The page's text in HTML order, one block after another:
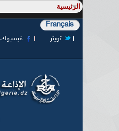
Français
فيسبوك
تويتر